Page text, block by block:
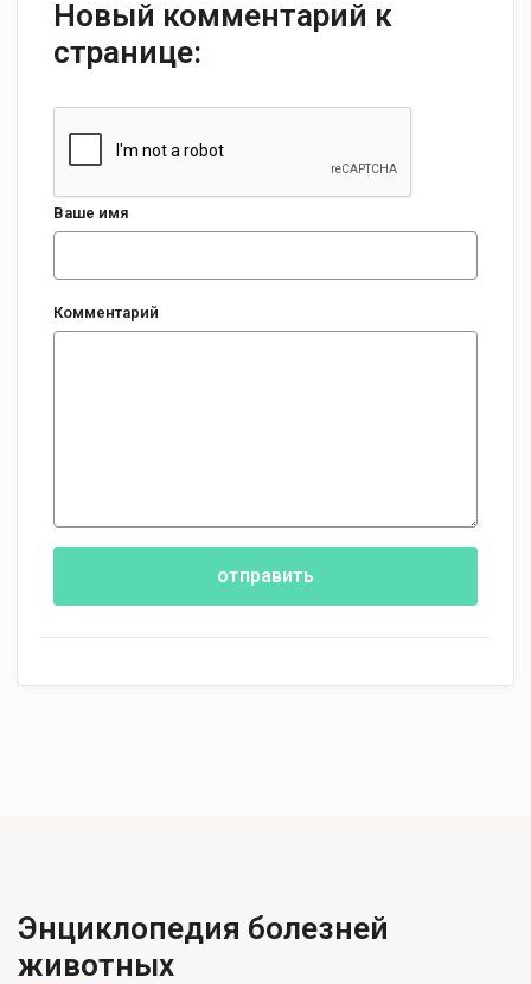
Новый комментарий к
странице:
Ваше имя
Комментарий
отправить
Энциклопедия болезней
животных